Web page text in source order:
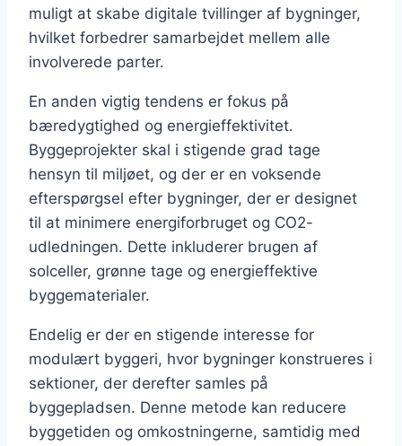
muligt at skabe digitale tvillinger af bygninger,
hvilket forbedrer samarbejdet mellem alle
involverede parter.
En anden vigtig tendens er fokus på
bæredygtighed og energieffektivitet.
Byggeprojekter skal i stigende grad tage
hensyn til miljøet, og der er en voksende
efterspørgsel efter bygninger, der er designet
til at minimere energiforbruget og CO2-
udledningen. Dette inkluderer brugen af
solceller, grønne tage og energieffektive
byggematerialer.
Endelig er der en stigende interesse for
modulært byggeri, hvor bygninger konstrueres i
sektioner, der derefter samles på
byggepladsen. Denne metode kan reducere
byggetiden og omkostningerne, samtidig med